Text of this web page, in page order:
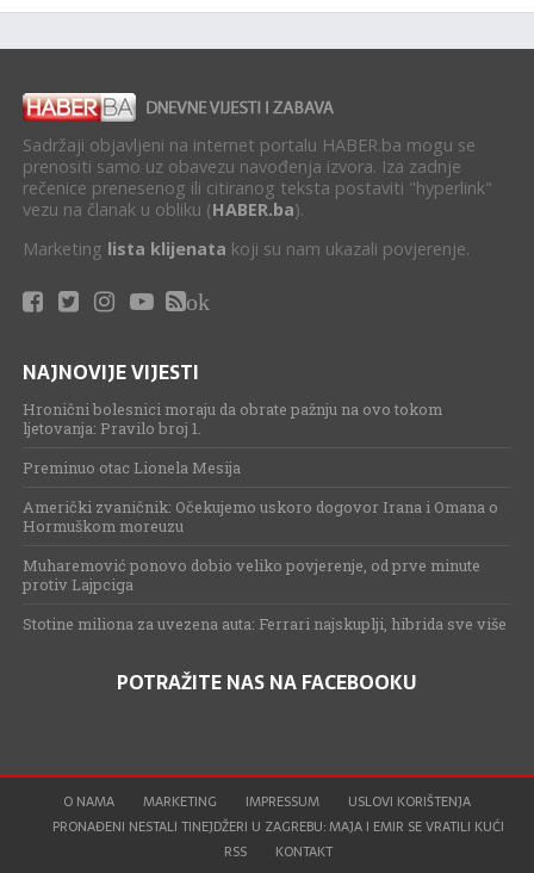
Sadržaji objavljeni na internet portalu HABER.ba mogu se
prenositi samo uz obavezu navođenja izvora. Iza zadnje
rečenice prenesenog ili citiranog teksta postaviti "hyperlink"
vezu na članak u obliku (HABER.ba).
Marketing lista klijenata koji su nam ukazali povjerenje.
ok
NAJNOVIJE VIJESTI
Hronični bolesnici moraju da obrate pažnju na ovo tokom
ljetovanja: Pravilo broj 1.
Preminuo otac Lionela Mesija
Američki zvaničnik: Očekujemo uskoro dogovor Irana i Omana o
Hormuškom moreuzu
Muharemović ponovo dobio veliko povjerenje, od prve minute
protiv Lajpciga
Stotine miliona za uvezena auta: Ferrari najskuplji, hibrida sve više
POTRAŽITE NAS NA FACEBOOKU
O NAMA MARKETING IMPRESSUM
USLOVI KORIŠTENJA
PRONAĐENI NESTALI TINEJDŽERI U ZAGREBU: MAJA I EMIR SE VRATILI KUĆI
RSS
KONTAKT